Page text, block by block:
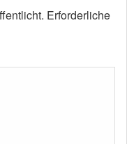
Erforderliche